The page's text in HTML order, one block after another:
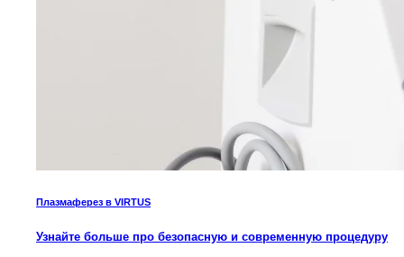
Плазмаферез в VIRTUS
Узнайте больше про безопасную и современную процедуру